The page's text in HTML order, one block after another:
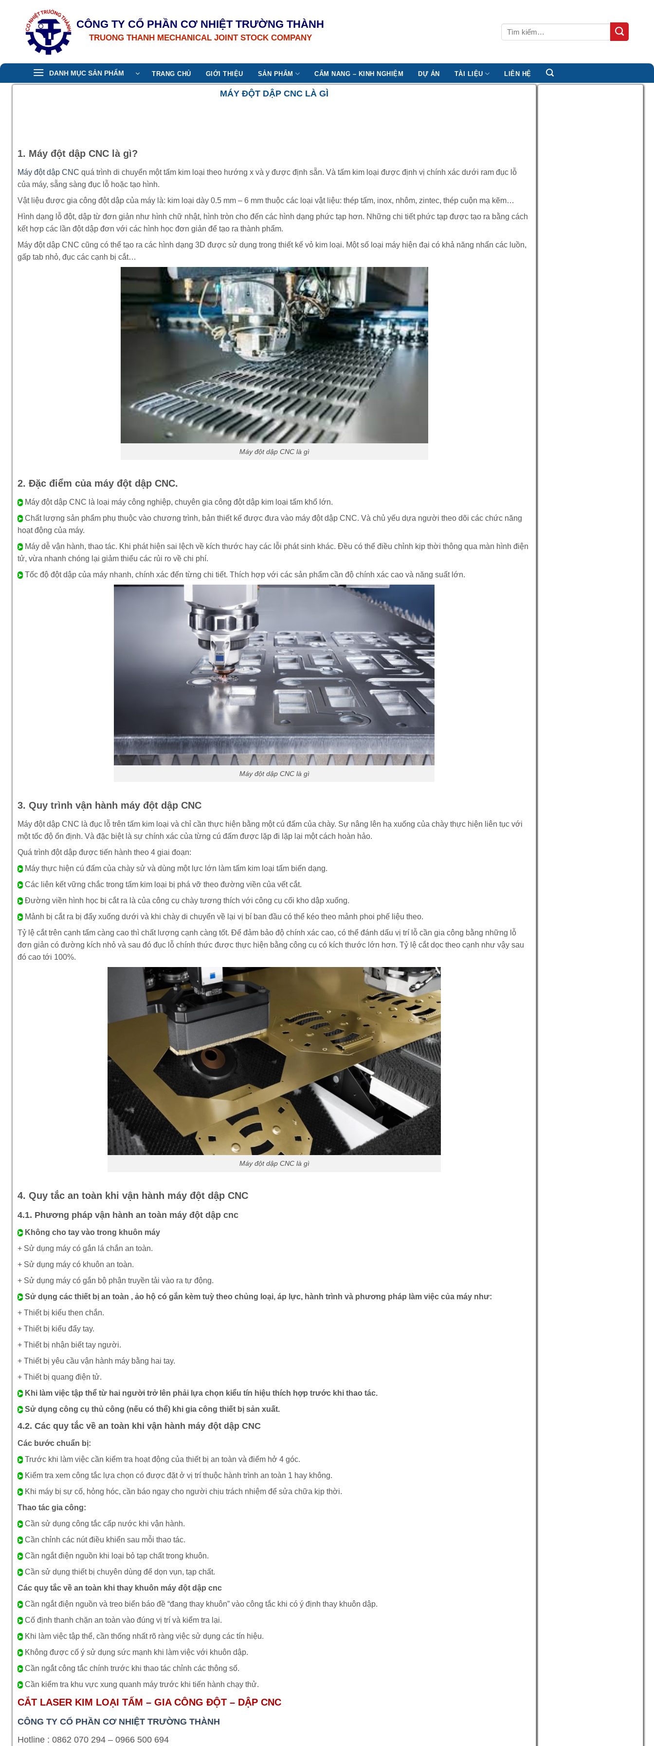
CÔNG TY CỔ PHẦN CƠ NHIỆT TRƯỜNG THÀNH
TRUONG THANH MECHANICAL JOINT STOCK COMPANY
Tìm
kiếm:
DANH MỤC SẢN PHẨM TRANG CHỦ GIỚI THIỆU SẢN PHẨM CẨM NANG – KINH NGHIỆM DỰ ÁN TÀI LIỆU LIÊN HỆ
MÁY ĐỘT DẬP CNC LÀ GÌ
1. Máy đột dập CNC là gì?
Máy đột dập CNC quá trình di chuyển một tấm kim loại theo hướng x và y được định sẵn. Và tấm kim loại được định vị chính xác dưới ram đục lỗ
của máy, sẵng sàng đục lỗ hoặc tạo hình.
Vật liệu được gia công đột dập của máy là: kim loại dày 0.5 mm – 6 mm thuộc các loại vật liệu: thép tấm, inox, nhôm, zintec, thép cuộn mạ kẽm…
Hình dạng lỗ đột, dập từ đơn giản như hình chữ nhật, hình tròn cho đến các hình dạng phức tạp hơn. Những chi tiết phức tạp được tạo ra bằng cách
kết hợp các lần đột dập đơn với các hình học đơn giản để tạo ra thành phẩm.
Máy đột dập CNC cũng có thể tạo ra các hình dạng 3D được sử dụng trong thiết kế vỏ kim loại. Một số loại máy hiện đại có khả năng nhấn các luồn,
gấp tab nhỏ, đục các cạnh bị cắt…
Máy đột dập CNC là gì
2. Đặc điểm của máy đột dập CNC.
➤ Máy đột dập CNC là loại máy công nghiệp, chuyên gia công đột dập kim loại tấm khổ lớn.
➤ Chất lượng sản phẩm phụ thuộc vào chương trình, bản thiết kế được đưa vào máy đột dập CNC. Và chủ yếu dựa người theo dõi các chức năng
hoạt động của máy.
➤ Máy dễ vận hành, thao tác. Khi phát hiện sai lệch về kích thước hay các lỗi phát sinh khác. Đều có thể điều chỉnh kịp thời thông qua màn hình điện
tử, vừa nhanh chóng lại giảm thiểu các rủi ro về chi phí.
➤ Tốc độ đột dập của máy nhanh, chính xác đến từng chi tiết. Thích hợp với các sản phẩm cần độ chính xác cao và năng suất lớn.
Máy đột dập CNC là gì
3. Quy trình vận hành máy đột dập CNC
Máy đột dập CNC là đục lỗ trên tấm kim loại và chỉ cần thực hiện bằng một cú đấm của chày. Sự nâng lên hạ xuống của chày thực hiện liên tục với
một tốc độ ổn định. Và đặc biệt là sự chính xác của từng cú đấm được lặp đi lặp lại một cách hoàn hảo.
Quá trình đột dập được tiến hành theo 4 giai đoạn:
➤ Máy thực hiện cú đấm của chày sử và dùng một lực lớn làm tấm kim loại tấm biến dạng.
➤ Các liên kết vững chắc trong tấm kim loại bị phá vỡ theo đường viền của vết cắt.
➤ Đường viền hình học bị cắt ra là của công cụ chày tương thích với công cụ cối kho dập xuống.
➤ Mảnh bị cắt ra bị đẩy xuống dưới và khi chày di chuyển về lại vị bí ban đầu có thể kéo theo mảnh phoi phế liệu theo.
Tỷ lệ cắt trên cạnh tấm càng cao thì chất lượng cạnh càng tốt. Để đảm bảo độ chính xác cao, có thể đánh dấu vị trí lỗ cần gia công bằng những lỗ
đơn giản có đường kích nhỏ và sau đó đục lỗ chính thức được thực hiện bằng công cụ có kích thước lớn hơn. Tỷ lệ cắt dọc theo cạnh như vậy sau
đó cao tới 100%.
Máy đột dập CNC là gì
4. Quy tắc an toàn khi vận hành máy đột dập CNC
4.1. Phương pháp vận hành an toàn máy đột dập cnc
➤ Không cho tay vào trong khuôn máy
+ Sử dụng máy có gắn lá chắn an toàn.
+ Sử dụng máy có khuôn an toàn.
+ Sử dụng máy có gắn bộ phận truyền tải vào ra tự động.
➤ Sử dụng các thiết bị an toàn , ảo hộ có gắn kèm tuỳ theo chủng loại, áp lực, hành trình và phương pháp làm việc của máy như:
+ Thiết bị kiểu then chắn.
+ Thiết bị kiểu đẩy tay.
+ Thiết bị nhận biết tay người.
+ Thiết bị yêu cầu vận hành máy bằng hai tay.
+ Thiết bị quang điện tử.
➤ Khi làm việc tập thể từ hai người trở lên phải lựa chọn kiểu tín hiệu thích hợp trước khi thao tác.
➤ Sử dụng công cụ thủ công (nếu có thể) khi gia công thiết bị sản xuất.
4.2. Các quy tắc về an toàn khi vận hành máy đột dập CNC
Các bước chuẩn bị:
➤ Trước khi làm việc cần kiểm tra hoạt động của thiết bị an toàn và điểm hở 4 góc.
➤ Kiểm tra xem công tắc lựa chọn có được đặt ở vị trí thuộc hành trình an toàn 1 hay không.
➤ Khi máy bị sự cố, hỏng hóc, cần báo ngay cho người chịu trách nhiệm để sửa chữa kịp thời.
Thao tác gia công:
➤ Cần sử dụng công tắc cấp nước khi vận hành.
➤ Cần chỉnh các nút điều khiển sau mỗi thao tác.
➤ Cần ngắt điện nguồn khi loại bỏ tạp chất trong khuôn.
➤ Cần sử dụng thiết bị chuyên dùng để dọn vụn, tạp chất.
Các quy tắc về an toàn khi thay khuôn máy đột dập cnc
➤ Cần ngắt điện nguồn và treo biển báo đề “đang thay khuôn” vào công tắc khi có ý định thay khuôn dập.
➤ Cố định thanh chặn an toàn vào đúng vị trí và kiểm tra lại.
➤ Khi làm việc tập thể, cần thống nhất rõ ràng việc sử dụng các tín hiệu.
➤ Không được cố ý sử dụng sức mạnh khi làm việc với khuôn dập.
➤ Cần ngắt công tắc chính trước khi thao tác chỉnh các thông số.
➤ Cần kiểm tra khu vực xung quanh máy trước khi tiến hành chạy thử.
CẮT LASER KIM LOẠI TẤM – GIA CÔNG ĐỘT – DẬP CNC
CÔNG TY CỔ PHẦN CƠ NHIỆT TRƯỜNG THÀNH
Hotline : 0862 070 294 – 0966 500 694